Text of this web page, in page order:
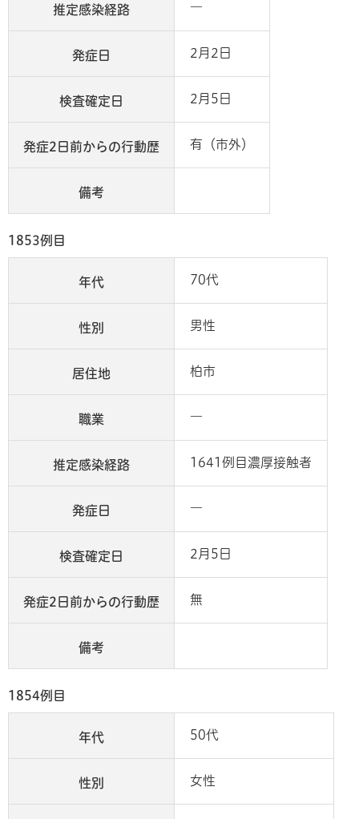
推定感染経路 ―
発症日 2月2日
検査確定日 2月5日
発症2日前からの行動歴 有（市外）
備考
1853例目
年代 70代
性別 男性
居住地 柏市
職業 ―
推定感染経路 1641例目濃厚接触者
発症日 ―
検査確定日 2月5日
発症2日前からの行動歴 無
備考
1854例目
年代 50代
性別 女性